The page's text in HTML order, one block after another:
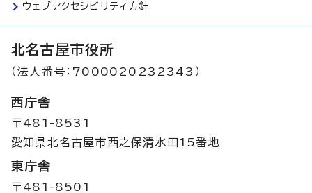
ウェブアクセシビリティ方針
北名古屋市役所
（法人番号：7000020232343）
西庁舎
〒481-8531
愛知県北名古屋市西之保清水田15番地
東庁舎
〒481-8501